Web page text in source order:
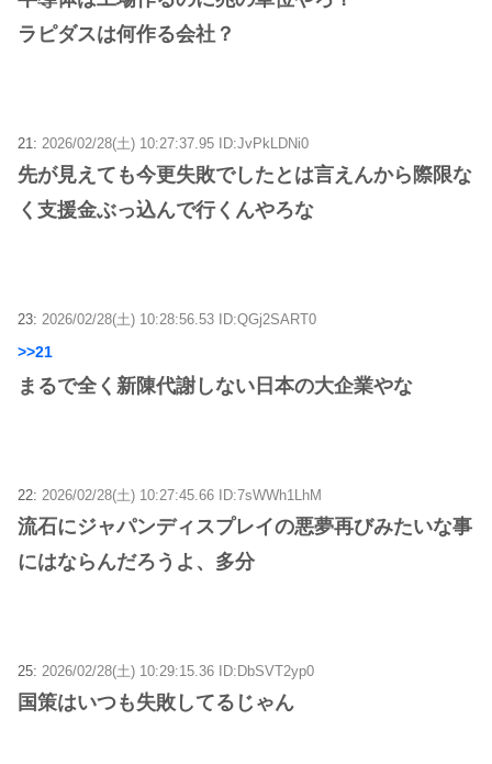
ラピダスは何作る会社？
21: 2026/02/28(土) 10:27:37.95 ID:JvPkLDNi0
先が見えても今更失敗でしたとは言えんから際限な
く支援金ぶっ込んで行くんやろな
23: 2026/02/28(土) 10:28:56.53 ID:QGj2SART0
>>21
まるで全く新陳代謝しない日本の大企業やな
22: 2026/02/28(土) 10:27:45.66 ID:7sWWh1LhM
流石にジャパンディスプレイの悪夢再びみたいな事
にはならんだろうよ、多分
25: 2026/02/28(土) 10:29:15.36 ID:DbSVT2yp0
国策はいつも失敗してるじゃん